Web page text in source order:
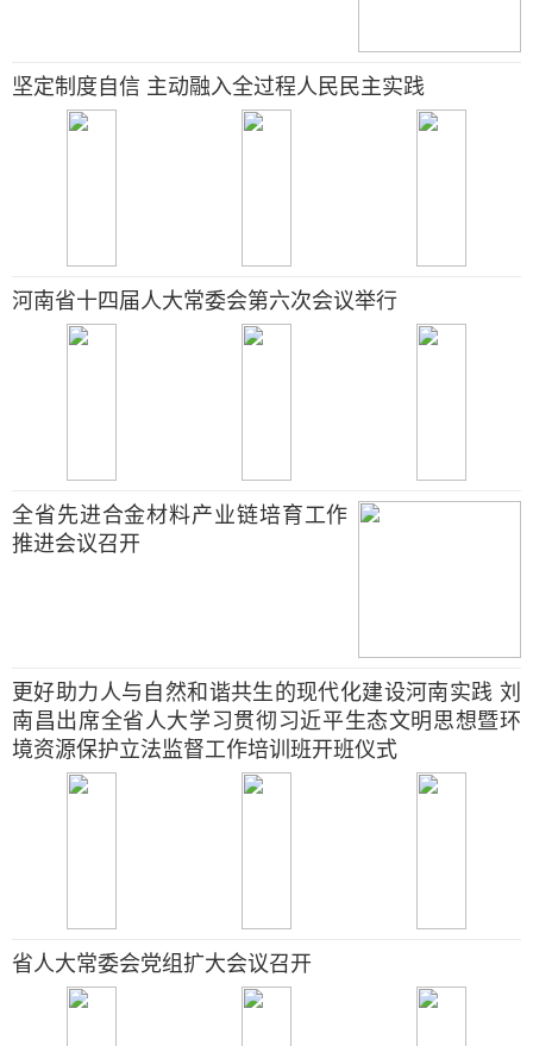
坚定制度自信 主动融入全过程人民民主实践
河南省十四届人大常委会第六次会议举行
全省先进合金材料产业链培育工作
推进会议召开
更好助力人与自然和谐共生的现代化建设河南实践 刘
南昌出席全省人大学习贯彻习近平生态文明思想暨环
境资源保护立法监督工作培训班开班仪式
省人大常委会党组扩大会议召开